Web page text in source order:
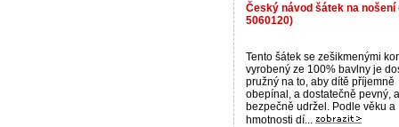
Český návod šátek na nošení
5060120)
Tento šátek se zešikmenými
vyrobený ze 100% bavlny je
pružný na to, aby dítě příjemně
obepínal, a dostatečně pevný,
bezpečně udržel. Podle věku a
hmotnosti dí...